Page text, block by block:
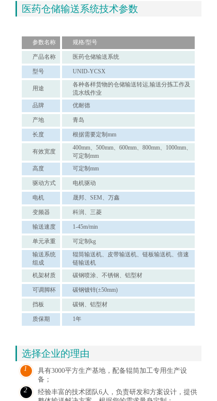
医药仓储输送系统技术参数
参数名称 规格/型号
产品名称 医药仓储输送系统
型号 UNID-YCSX
用途
各种各样货物的仓储输送转运,输送分拣工作及
流水线作业
品牌
优耐德
产地 青岛
长度 根据需要定制mm
有效宽度
400mm、500mm、600mm、800mm、1000mm、
可定制mm
高度
可定制mm
驱动方式 电机驱动
电机 晟邦、SEM、万鑫
变频器 科润、三菱
输送速度 1-45m/min
单元承重
可定制kg
输送系统
组成
辊筒输送机、皮带输送机、链板输送机、倍速
链输送机
机架材质
碳钢喷涂、不锈钢、铝型材
可调脚杯 碳钢镀锌(±50mm)
挡板 碳钢、铝型材
质保期 1年
选择企业的理由
1
具有3000平方生产基地，配备辊筒加工专用生产设
备；
2
经验丰富的技术团队6人，负责研发和方案设计，提供